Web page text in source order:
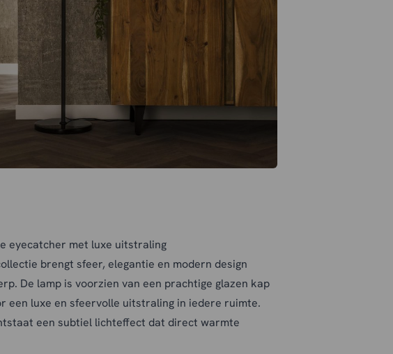
eyecatcher met luxe uitstraling
brengt sfeer, elegantie en modern design
De lamp is voorzien van een prachtige glazen kap
een luxe en sfeervolle uitstraling in iedere ruimte.
een subtiel lichteffect dat direct warmte